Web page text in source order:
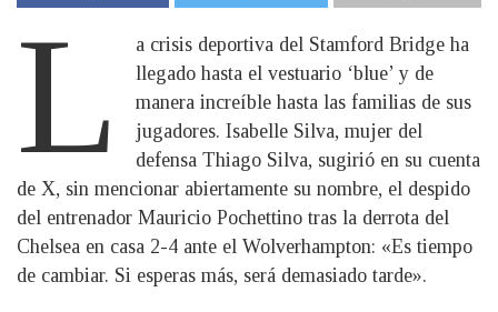
L
a crisis deportiva del Stamford Bridge ha
llegado hasta el vestuario ‘blue’ y de
manera increíble hasta las familias de sus
jugadores. Isabelle Silva, mujer del
defensa Thiago Silva, sugirió en su cuenta
de X, sin mencionar abiertamente su nombre, el despido
del entrenador Mauricio Pochettino tras la derrota del
Chelsea en casa 2-4 ante el Wolverhampton: «Es tiempo
de cambiar. Si esperas más, será demasiado tarde».